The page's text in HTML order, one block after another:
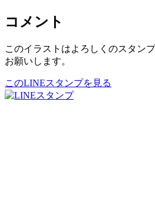
コメント
このイラストはよろしくのスタン
お願いします。
このLINEスタンプを見る